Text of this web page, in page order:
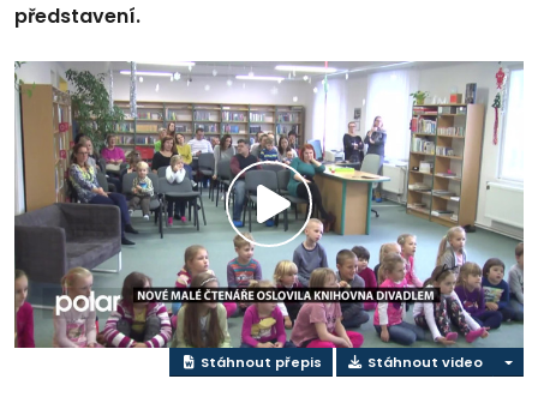
představení.
Přehrát
video
Stáhnout přepis Stáhnout video